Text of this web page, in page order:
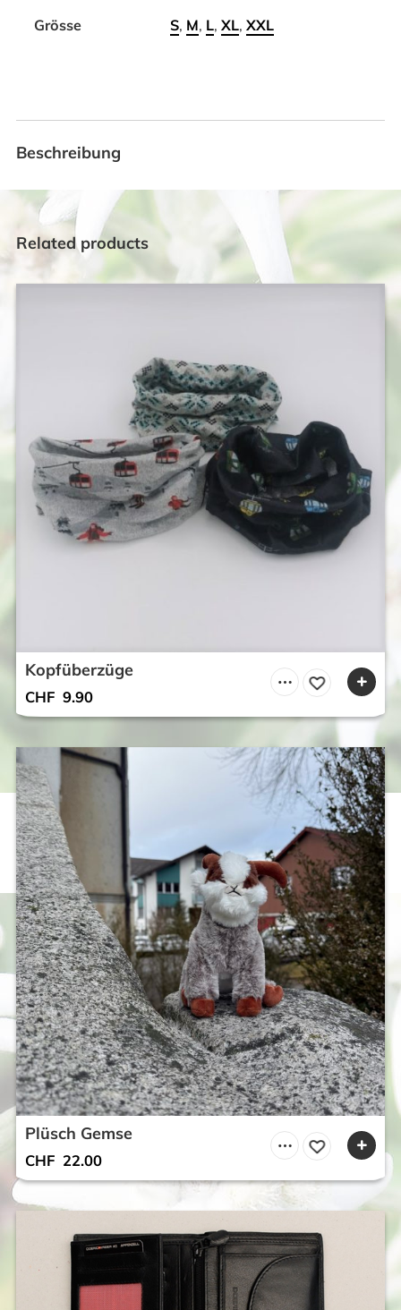
Grösse S, M, L, XL, XXL
Beschreibung
Related products
Kopfüberzüge
CHF 9.90
Plüsch Gemse
CHF 22.00